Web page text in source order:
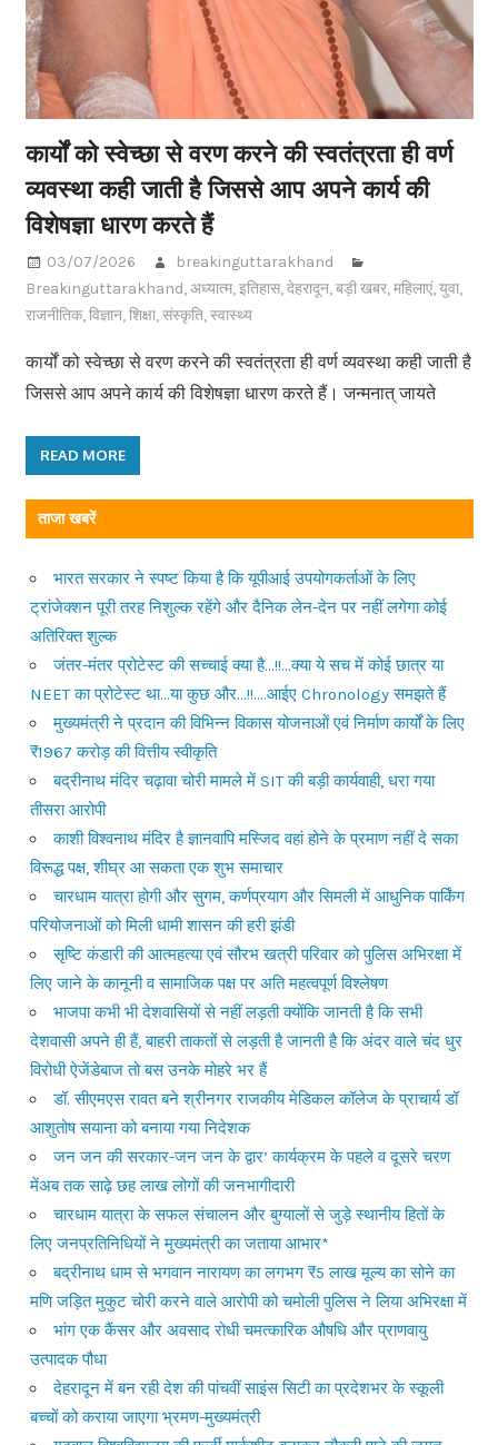
कार्यों को स्वेच्छा से वरण करने की स्वतंत्रता ही वर्ण
व्यवस्था कही जाती है जिससे आप अपने कार्य की
विशेषज्ञा धारण करते हैं
03/07/2026
breakinguttarakhand
Breakinguttarakhand,अध्यात्म,इतिहास,देहरादून,बड़ी खबर,महिलाएं,युवा,
राजनीतिक,विज्ञान,शिक्षा,संस्कृति,स्वास्थ्य
कार्यों को स्वेच्छा से वरण करने की स्वतंत्रता ही वर्ण व्यवस्था कही जाती है
जिससे आप अपने कार्य की विशेषज्ञा धारण करते हैं। जन्मनात् जायते
READ MORE
ताजा खबरें
भारत सरकार ने स्पष्ट किया है कि यूपीआई उपयोगकर्ताओं के लिए
ट्रांजेक्शन पूरी तरह निशुल्क रहेंगे और दैनिक लेन-देन पर नहीं लगेगा कोई
अतिरिक्त शुल्क
जंतर-मंतर प्रोटेस्ट की सच्चाई क्या है…!!…क्या ये सच में कोई छात्र या
NEET का प्रोटेस्ट था…या कुछ और…!!….आईए Chronology समझते हैं
मुख्यमंत्री ने प्रदान की विभिन्न विकास योजनाओं एवं निर्माण कार्यों के लिए
₹1967 करोड़ की वित्तीय स्वीकृति
बद्रीनाथ मंदिर चढ़ावा चोरी मामले में SIT की बड़ी कार्यवाही, धरा गया
तीसरा आरोपी
काशी विश्वनाथ मंदिर है ज्ञानवापि मस्जिद वहां होने के प्रमाण नहीं दे सका
विरूद्ध पक्ष, शीघ्र आ सकता एक शुभ समाचार
चारधाम यात्रा होगी और सुगम, कर्णप्रयाग और सिमली में आधुनिक पार्किंग
परियोजनाओं को मिली धामी शासन की हरी झंडी
सृष्टि कंडारी की आत्महत्या एवं सौरभ खत्री परिवार को पुलिस अभिरक्षा में
लिए जाने के कानूनी व सामाजिक पक्ष पर अति महत्वपूर्ण विश्लेषण
भाजपा कभी भी देशवासियों से नहीं लड़ती क्योंकि जानती है कि सभी
देशवासी अपने ही हैं, बाहरी ताकतों से लड़ती है जानती है कि अंदर वाले चंद धुर
विरोधी ऐजेंडेबाज तो बस उनके मोहरे भर हैं
डॉ. सीएमएस रावत बने श्रीनगर राजकीय मेडिकल कॉलेज के प्राचार्य डॉ
आशुतोष सयाना को बनाया गया निदेशक
जन जन की सरकार-जन जन के द्वार’ कार्यक्रम के पहले व दूसरे चरण
मेंअब तक साढ़े छह लाख लोगों की जनभागीदारी
चारधाम यात्रा के सफल संचालन और बुग्यालों से जुड़े स्थानीय हितों के
लिए जनप्रतिनिधियों ने मुख्यमंत्री का जताया आभार*
बद्रीनाथ धाम से भगवान नारायण का लगभग ₹5 लाख मूल्य का सोने का
मणि जड़ित मुकुट चोरी करने वाले आरोपी को चमोली पुलिस ने लिया अभिरक्षा में
भांग एक कैंसर और अवसाद रोधी चमत्कारिक औषधि और प्राणवायु
उत्पादक पौधा
देहरादून में बन रही देश की पांचवीं साइंस सिटी का प्रदेशभर के स्कूली
बच्चों को कराया जाएगा भ्रमण-मुख्यमंत्री